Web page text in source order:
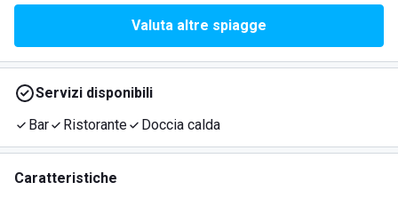
Valuta altre spiagge
Servizi disponibili
Bar
Ristorante Doccia calda
Caratteristiche